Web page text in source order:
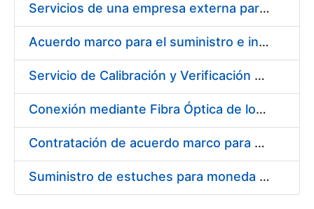
Servicios de una empresa externa para el asesoramiento y resolución de los recursos de alzada que se presentan relacionados con procesos de selección para la FNMT-RCM
Acuerdo marco para el suministro e instalación de persianas, estores y otros complementos
Servicio de Calibración y Verificación Externa de los Equipos de Medición del Servicio de Prevención de la FNMT-RCM
Conexión mediante Fibra Óptica de los Centros de Proceso de Datos (CPDs) de las sedes de la FNMT-RCM de Burgos y Madrid
Contratación de acuerdo marco para el Suministro de Material de Electricidad para la Fábrica Nacional de Moneda y Timbre-Real Casa de la Moneda en su centro de trabajo de Burgos
Suministro de estuches para moneda de 30 €